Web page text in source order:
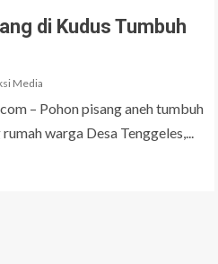
di Kudus Tumbuh
Media
– Pohon pisang aneh tumbuh
warga Desa Tenggeles,...